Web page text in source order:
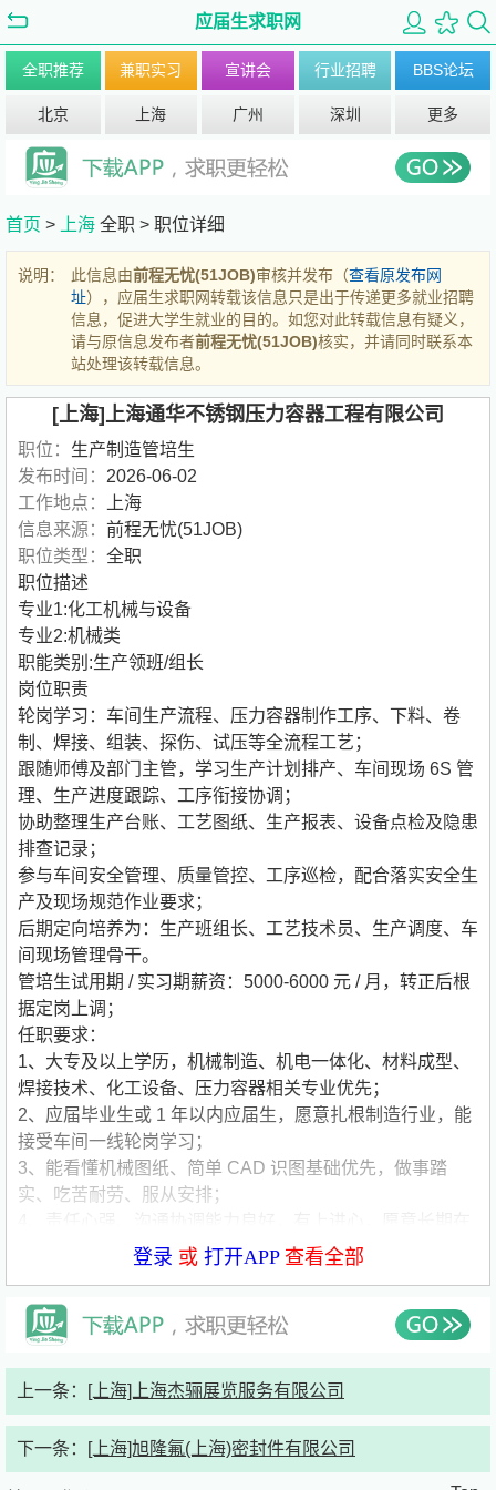
应届生求职网
全职推荐 兼职实习 宣讲会 行业招聘 BBS论坛
北京 上海 广州 深圳 更多
首页 > 上海 全职 > 职位详细
说明： 此信息由前程无忧(51JOB)审核并发布（查看原发布网
址），应届生求职网转载该信息只是出于传递更多就业招聘
信息，促进大学生就业的目的。如您对此转载信息有疑义，
请与原信息发布者前程无忧(51JOB)核实，并请同时联系本
站处理该转载信息。
[上海]上海通华不锈钢压力容器工程有限公司
职位： 生产制造管培生
发布时间： 2026-06-02
工作地点：
上海
信息来源： 前程无忧(51JOB)
职位类型： 全职
职位描述
专业1:化工机械与设备
专业2:机械类
职能类别:生产领班/组长
岗位职责
轮岗学习：车间生产流程、压力容器制作工序、下料、卷
制、焊接、组装、探伤、试压等全流程工艺；
跟随师傅及部门主管，学习生产计划排产、车间现场 6S 管
理、生产进度跟踪、工序衔接协调；
协助整理生产台账、工艺图纸、生产报表、设备点检及隐患
排查记录；
参与车间安全管理、质量管控、工序巡检，配合落实安全生
产及现场规范作业要求；
后期定向培养为：生产班组长、工艺技术员、生产调度、车
间现场管理骨干。
管培生试用期 / 实习期薪资：5000-6000 元 / 月，转正后根
据定岗上调；
任职要求：
1、大专及以上学历，机械制造、机电一体化、材料成型、
焊接技术、化工设备、压力容器相关专业优先；
2、应届毕业生或 1 年以内应届生，愿意扎根制造行业，能
接受车间一线轮岗学习；
3、能看懂机械图纸、简单 CAD 识图基础优先，做事踏
实、吃苦耐劳、服从安排；
公司稳定发展；
公司名称:上海通华不锈钢压力容器工程有限公司
公司类型:国企
公司介绍:本公司隶属于上海交运（集团）公司，是一家大
存储容器、给排水设备及各种不锈钢非标产品的设计、生产
登录 或 打开APP查看全部
上一条： [上海]上海杰骊展览服务有限公司
下一条： [上海]旭隆氟(上海)密封件有限公司